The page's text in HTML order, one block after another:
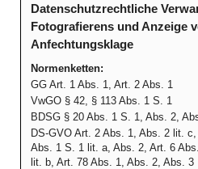
Datenschutzrechtliche
Fotografierens und Anzeige
Anfechtungsklage
Normenketten:
GG Art. 1 Abs. 1, Art. 2 Abs. 1
VwGO § 42, § 113 Abs. 1 S. 1
BDSG § 20 Abs. 1 S. 1, Abs. 2,
DS-GVO Art. 2 Abs. 1, Abs. 2 lit.
Abs. 1 S. 1 lit. a, Abs. 2, Art. 6
lit. b, Art. 78 Abs. 1, Abs. 2, Abs. 3